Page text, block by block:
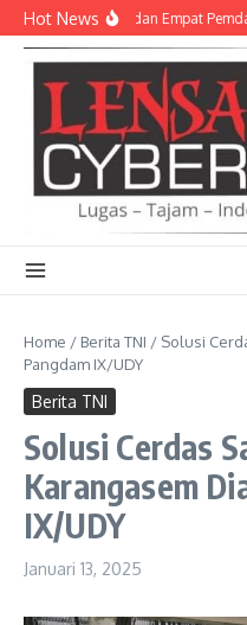
Lewati ke konten
Hot NewsTNI AD dan Empat
Home / Berita TNI / Solusi
Pangdam IX/UDY
Berita TNI
Solusi Cerdas
Karangasem
IX/UDY
Januari 13, 2025